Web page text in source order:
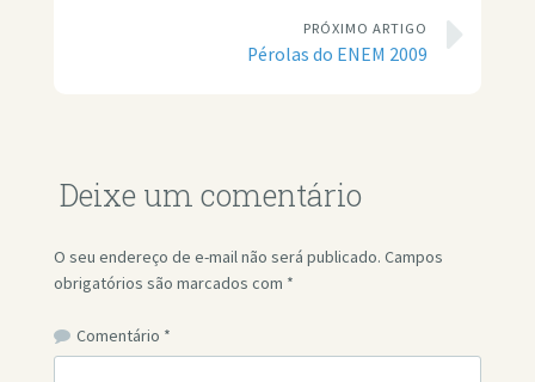
PRÓXIMO ARTIGO
Pérolas do ENEM 2009
Deixe um comentário
O seu endereço de e-mail não será publicado. Campos
obrigatórios são marcados com *
Comentário *